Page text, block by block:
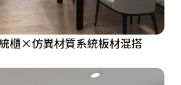
櫃×仿異材質系統板材混搭